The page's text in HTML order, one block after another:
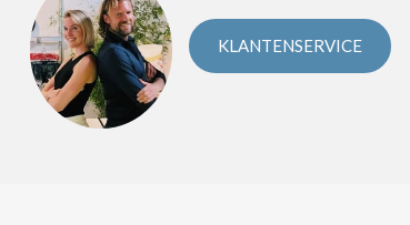
KLANTENSERVICE